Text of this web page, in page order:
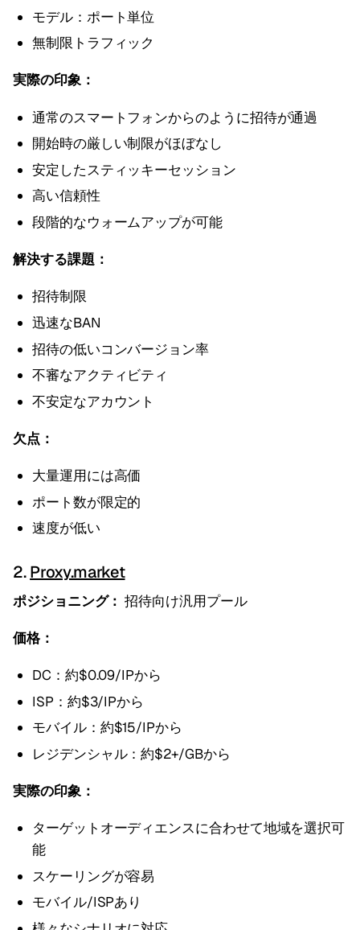
モデル：ポート単位
無制限トラフィック
実際の印象：
通常のスマートフォンからのように招待が通過
開始時の厳しい制限がほぼなし
安定したスティッキーセッション
高い信頼性
段階的なウォームアップが可能
解決する課題：
招待制限
迅速なBAN
招待の低いコンバージョン率
不審なアクティビティ
不安定なアカウント
欠点：
大量運用には高価
ポート数が限定的
速度が低い
2.Proxy.market
ポジショニング： 招待向け汎用プール
価格：
DC：約$0.09/IPから
ISP：約$3/IPから
モバイル：約$15/IPから
レジデンシャル：約$2+/GBから
実際の印象：
ターゲットオーディエンスに合わせて地域を選択可
能
スケーリングが容易
モバイル/ISPあり